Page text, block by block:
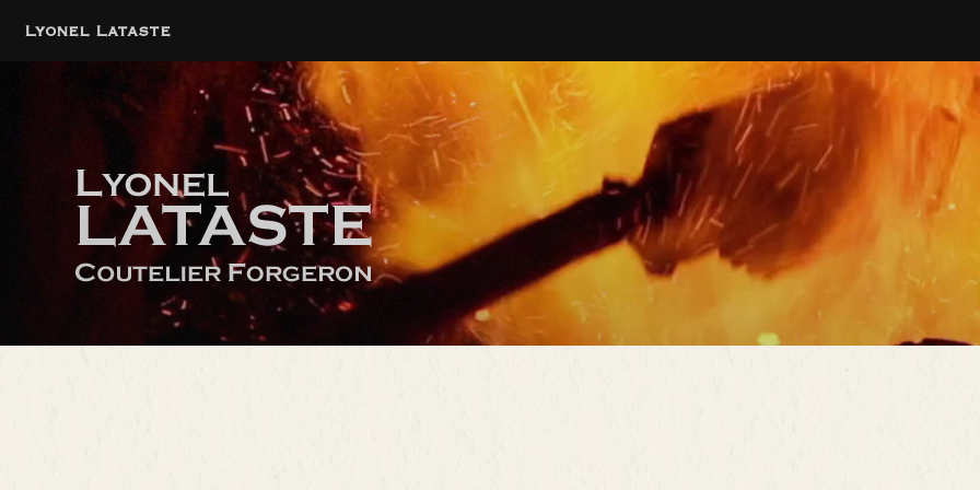
Lyonel Lataste